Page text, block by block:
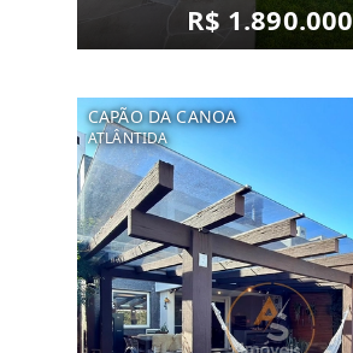
R$ 1.890.000
CAPÃO DA CANOA
ATLÂNTIDA